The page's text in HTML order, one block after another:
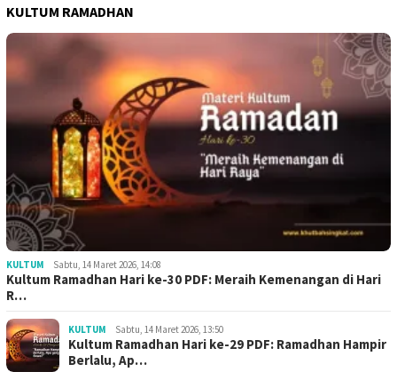
KULTUM RAMADHAN
KULTUM Sabtu, 14 Maret 2026, 14:08
Kultum Ramadhan Hari ke-30 PDF: Meraih Kemenangan di Hari
R…
KULTUM Sabtu, 14 Maret 2026, 13:50
Kultum Ramadhan Hari ke-29 PDF: Ramadhan Hampir
Berlalu, Ap…